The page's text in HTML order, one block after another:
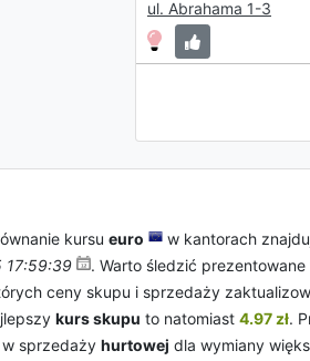
ul. Abrahama 1-3
kursu euro w kantorach
17:59:39
. Warto śledzić
ceny skupu i sprzedaży
kurs skupu to natomiast 4.97 zł.
sprzedaży hurtowej dla wymiany